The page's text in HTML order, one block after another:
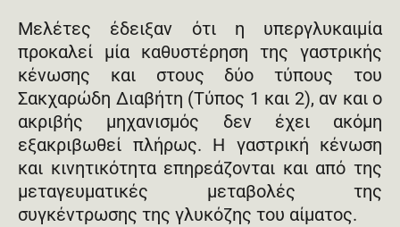
Μελέτες έδειξαν ότι η υπεργλυκαιμία
προκαλεί μία καθυστέρηση της γαστρικής
κένωσης και στους δύο τύπους του
Σακχαρώδη Διαβήτη (Τύπος 1 και 2), αν και ο
ακριβής μηχανισμός δεν έχει ακόμη
εξακριβωθεί πλήρως. Η γαστρική κένωση
και κινητικότητα επηρεάζονται και από της
μεταγευματικές μεταβολές της
συγκέντρωσης της γλυκόζης του αίματος.